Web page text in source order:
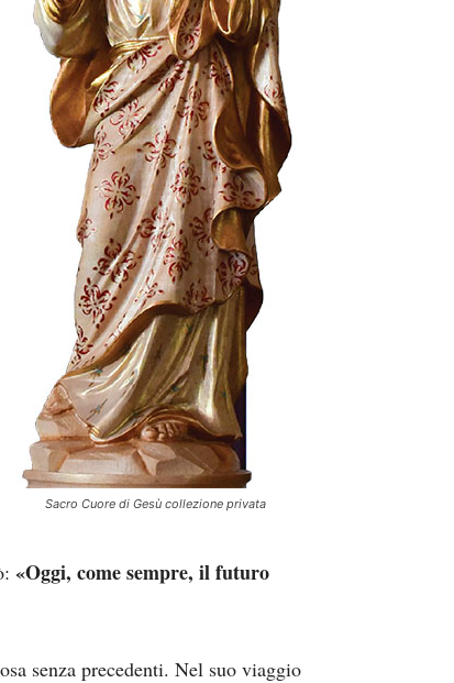
Sacro Cuore di Gesù collezione privata
«Oggi, come sempre, il futuro
senza precedenti. Nel suo viaggio